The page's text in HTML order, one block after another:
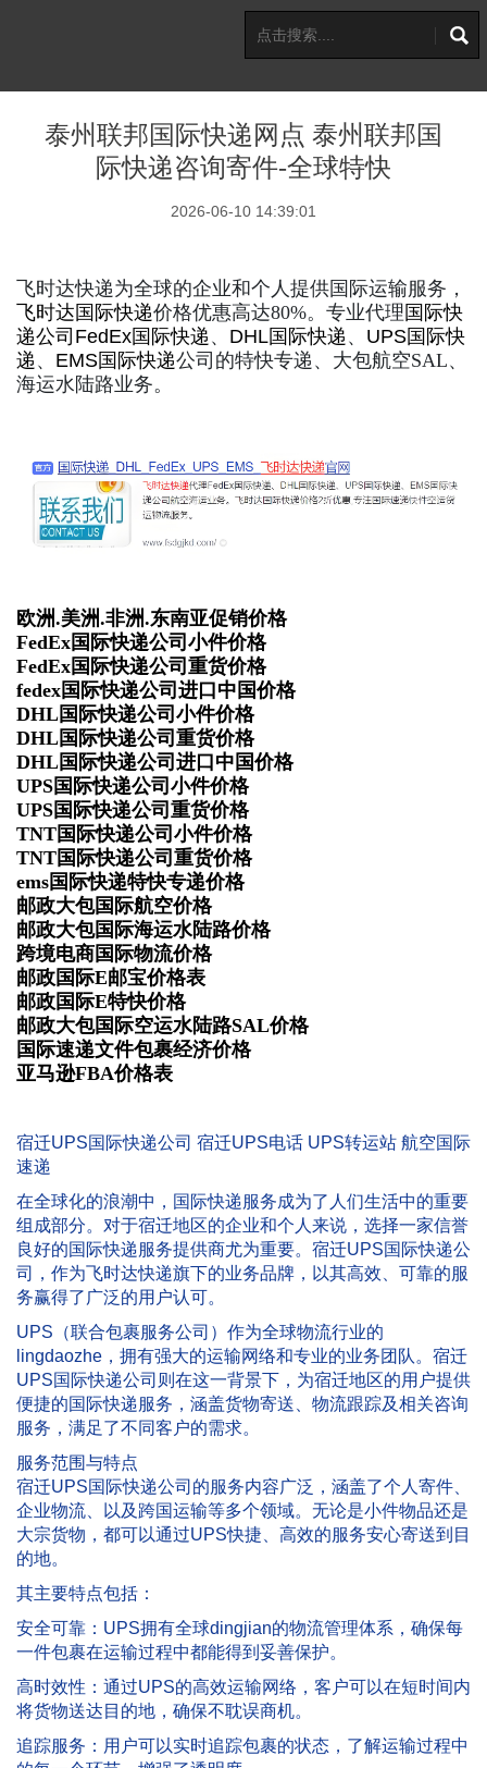
泰州联邦国际快递网点 泰州联邦国
际快递咨询寄件-全球特快
2026-06-10 14:39:01
飞时达快递为全球的企业和个人提供国际运输服务，
飞时达 国际快递价格优惠高达80%。专业代理 国际快
递公司 FedEx国际快递 、 DHL国际快递 、 UPS国际快
递 、 EMS国际快递公司的特快专递、大包航空SAL、
海运水陆路业务。
欧洲.美洲.非洲.东南亚促销价格
FedEx国际快递公司小件价格
FedEx国际快递公司重货价格
fedex国际快递公司进口中国价格
DHL国际快递公司小件价格
DHL国际快递公司重货价格
DHL国际快递公司进口中国价格
UPS国际快递公司小件价格
UPS国际快递公司重货价格
TNT国际快递公司小件价格
TNT国际快递公司重货价格
ems国际快递特快专递价格
邮政大包国际航空价格
邮政大包国际海运水陆路价格
跨境电商国际物流价格
邮政国际E邮宝价格表
邮政国际E特快价格
邮政大包国际空运水陆路SAL价格
国际速递文件包裹经济价格
亚马逊FBA价格表
宿迁UPS国际快递公司 宿迁UPS电话 UPS转运站 航空国际
速递
在全球化的浪潮中，国际快递服务成为了人们生活中的重要
组成部分。对于宿迁地区的企业和个人来说，选择一家信誉
良好的国际快递服务提供商尤为重要。宿迁UPS国际快递公
司，作为飞时达快递旗下的业务品牌，以其高效、可靠的服
务赢得了广泛的用户认可。
UPS（联合包裹服务公司）作为全球物流行业的
lingdaozhe，拥有强大的运输网络和专业的业务团队。宿迁
UPS国际快递公司则在这一背景下，为宿迁地区的用户提供
便捷的国际快递服务，涵盖货物寄送、物流跟踪及相关咨询
服务，满足了不同客户的需求。
服务范围与特点
宿迁UPS国际快递公司的服务内容广泛，涵盖了个人寄件、
企业物流、以及跨国运输等多个领域。无论是小件物品还是
大宗货物，都可以通过UPS快捷、高效的服务安心寄送到目
的地。
其主要特点包括：
安全可靠：UPS拥有全球dingjian的物流管理体系，确保每
一件包裹在运输过程中都能得到妥善保护。
高时效性：通过UPS的高效运输网络，客户可以在短时间内
将货物送达目的地，确保不耽误商机。
追踪服务：用户可以实时追踪包裹的状态，了解运输过程中